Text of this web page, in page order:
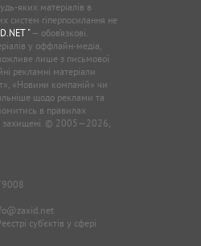
яких матеріалів в
систем гіперпосилання не
"— обов’язкові.
у оффлайн-медіа,
лише з письмової
рекламні матеріали
«Новини компаній» чи
щодо реклами та
в правилах
захищені. © 2005—2026,
суб'єктів у сфері